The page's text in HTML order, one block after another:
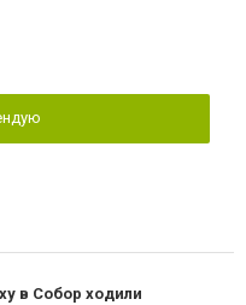
в Собор ходили